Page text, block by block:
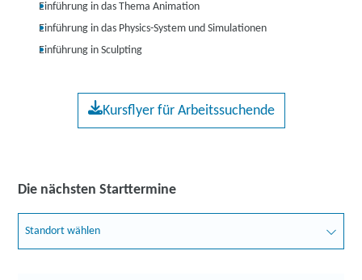
Einführung in das Thema Animation
Einführung in das Physics-System und Simulationen
Einführung in Sculpting
Kursflyer für Arbeitssuchende
Die nächsten Starttermine
Standort wählen